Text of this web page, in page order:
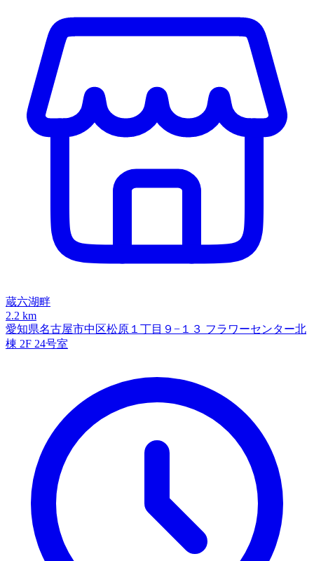
蔵六湖畔
2.2 km
愛知県名古屋市中区松原１丁目９−１３ フラワーセンター北
棟 2F 24号室